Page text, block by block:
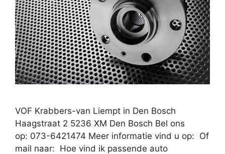
VOF Krabbers-van Liempt in Den Bosch
Haagstraat 2 5236 XM Den Bosch Bel ons
op: 073-6421474 Meer informatie vind u op: Of
mail naar: Hoe vind ik passende auto